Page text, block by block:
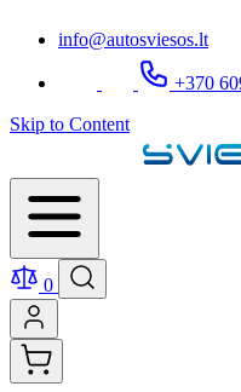
info@autosviesos.lt
+370
Skip to Content
0